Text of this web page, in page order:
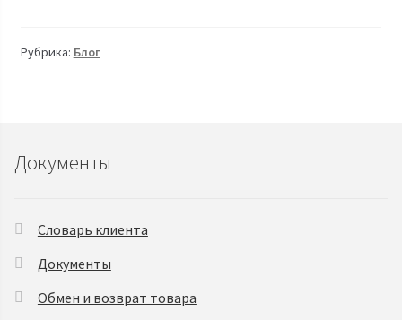
Рубрика: Блог
Документы
Словарь клиента
Документы
Обмен и возврат товара